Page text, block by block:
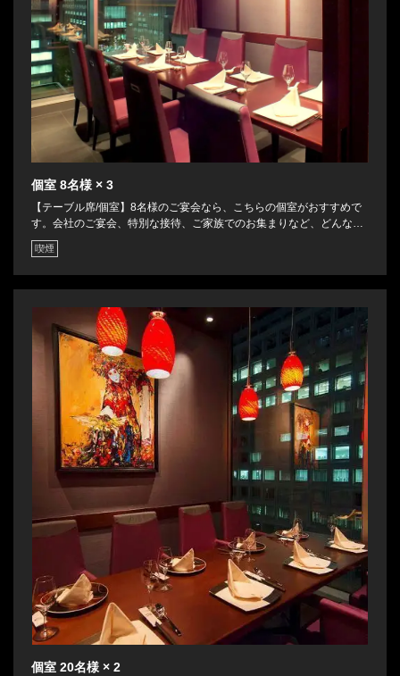
個室 8名様 × 3
【テーブル席/個室】8名様のご宴会なら、こちらの個室がおすすめで
す。会社のご宴会、特別な接待、ご家族でのお集まりなど、どんなシ
ーンでもご利用可能です。個室についての詳細は、当店までお気軽に
ご連絡ください
喫煙
個室 20名様 × 2
閉じる